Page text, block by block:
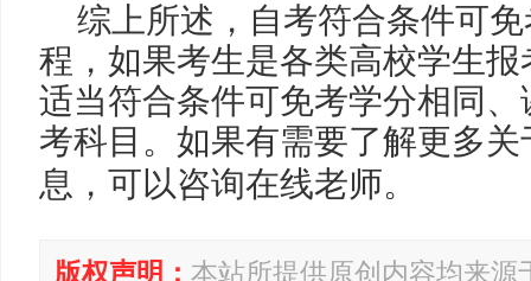
综上所述，自考符合条件可
程，如果考生是各类高校学生
适当符合条件可免考学分相同
考科目。如果有需要了解更多关
息，可以咨询在线老师。
版权声明： 本站所提供原创内容均来源